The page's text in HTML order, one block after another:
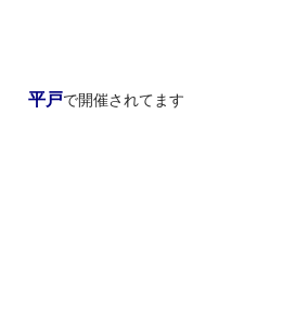
平戸で開催されてます